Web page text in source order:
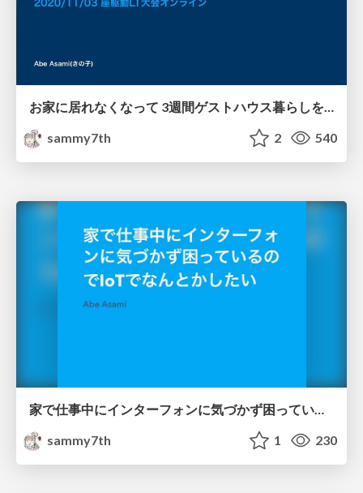
お家に居れなくなって 3週間ゲストハウス暮らしをしていた話
sammy7th
2 540
家で仕事中にインターフォンに気づかず困っているのでIoTでなんとかしたい
sammy7th
1 230